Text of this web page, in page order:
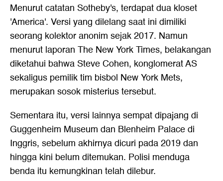
Menurut catatan Sotheby's, terdapat dua kloset
'America'. Versi yang dilelang saat ini dimiliki
seorang kolektor anonim sejak 2017. Namun
menurut laporan The New York Times, belakangan
diketahui bahwa Steve Cohen, konglomerat AS
sekaligus pemilik tim bisbol New York Mets,
merupakan sosok misterius tersebut.
Sementara itu, versi lainnya sempat dipajang di
Guggenheim Museum dan Blenheim Palace di
Inggris, sebelum akhirnya dicuri pada 2019 dan
hingga kini belum ditemukan. Polisi menduga
benda itu kemungkinan telah dilebur.